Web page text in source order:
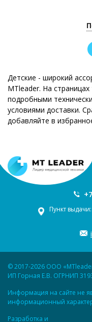
Детские - широкий
MTleader. На
подробными
условиями доставки.
добавляйте в
Пункт
© 2017-2026 ООО
ИП Горная Е.В. ОГРНИП
Информация на сайте не
информационный
Разработка и